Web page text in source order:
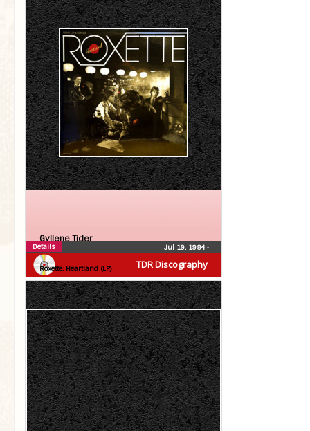
TDR Discography
Gyllene Tider
Roxette
Roxette: Heartland (LP)
Jul 19, 1984•
Details